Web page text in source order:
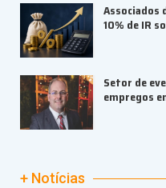
Associados
10% de IR
Setor de
empregos
+ Notícias